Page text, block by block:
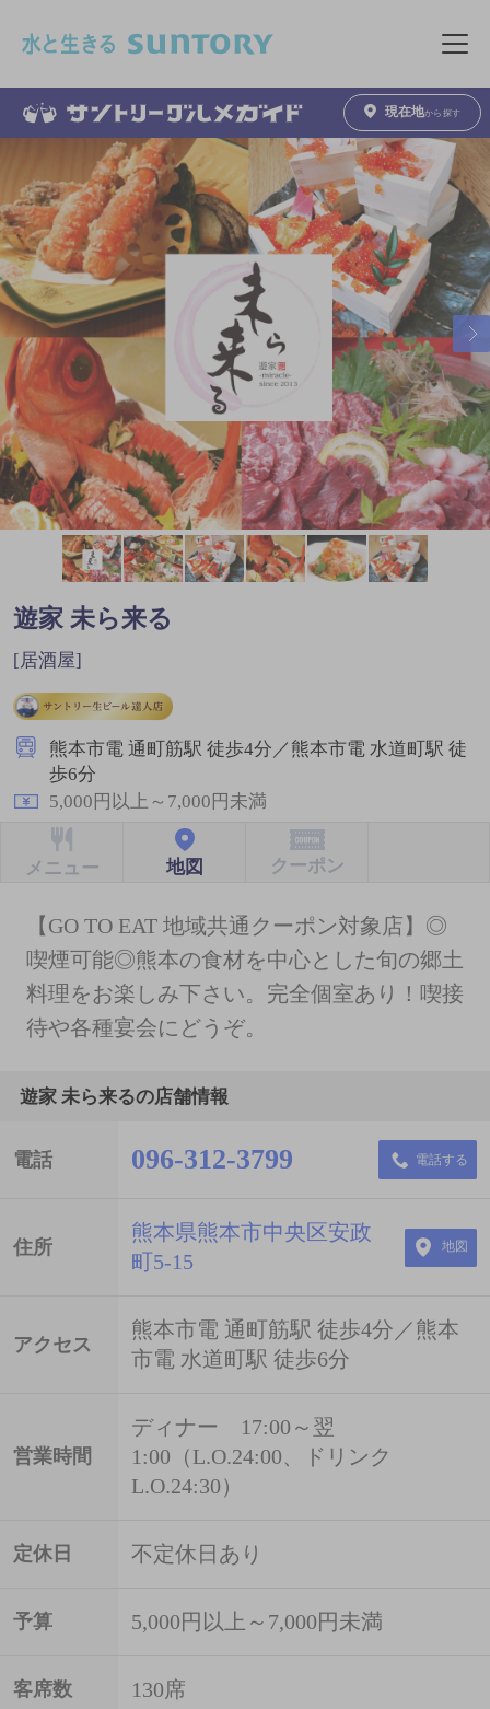
メニュ
現在地から探す
遊家 未ら来る
[居酒屋]
熊本市電 通町筋駅 徒歩4分／熊本市電 水道町駅 徒
歩6分
5,000円以上～7,000円未満
メニュー 地図 クーポン
【GO TO EAT 地域共通クーポン対象店】◎
喫煙可能◎熊本の食材を中心とした旬の郷土
料理をお楽しみ下さい。完全個室あり！喫接
待や各種宴会にどうぞ。
遊家 未ら来るの店舗情報
電話 096-312-3799 電話する
住所
熊本県熊本市中央区安政
町5-15
地図
アクセス
熊本市電 通町筋駅 徒歩4分／熊本
市電 水道町駅 徒歩6分
営業時間
ディナー 17:00～翌
1:00（L.O.24:00、ドリンク
L.O.24:30）
定休日 不定休日あり
予算 5,000円以上～7,000円未満
客席数 130席